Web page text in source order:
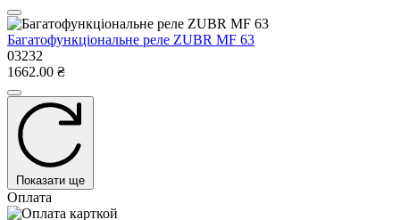
Багатофункціональне реле ZUBR MF 63
03232
1662.00 ₴
Показати ще
Оплата